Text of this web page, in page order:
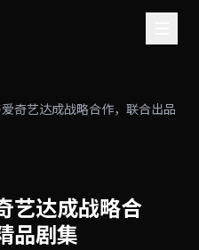
奇艺达成战略合作，联合出品
艺达成战略合
品剧集